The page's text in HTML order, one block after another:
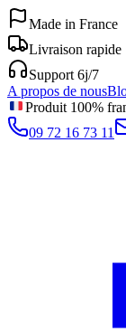
Made in France
Livraison rapide
Support 6j/7
A propos de nous
Produit 100%
09 72 16 73 11